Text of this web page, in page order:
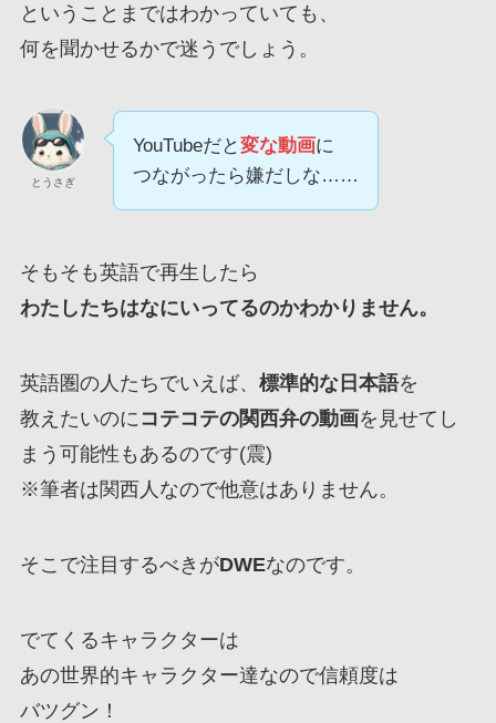
ということまではわかっていても、
何を聞かせるかで迷うでしょう。
とうさぎ
YouTubeだと変な動画に
つながったら嫌だしな……
そもそも英語で再生したら
わたしたちはなにいってるのかわかりません。
英語圏の人たちでいえば、 標準的な日本語を
教えたいのに コテコテの関西弁の動画を見せてし
まう可能性もあるのです(震)
※筆者は関西人なので他意はありません。
そこで注目するべきがDWEなのです。
でてくるキャラクターは
あの世界的キャラクター達なので信頼度は
バツグン！